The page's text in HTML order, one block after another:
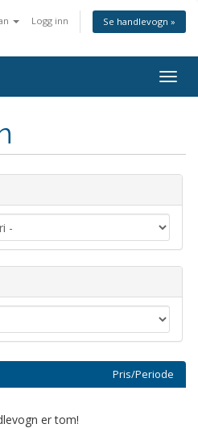
Logg inn Se handlevogn »
Bytt
Pris/Periode
er tom!